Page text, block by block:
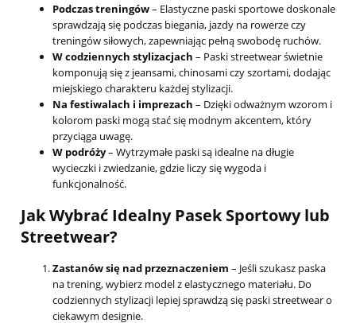
Podczas treningów– Elastyczne paski sportowe doskonale
sprawdzają się podczas biegania, jazdy na rowerze czy
treningów siłowych, zapewniając pełną swobodę ruchów.
W codziennych stylizacjach – Paski streetwear świetnie
komponują się z jeansami, chinosami czy szortami, dodając
miejskiego charakteru każdej stylizacji.
Na festiwalach i imprezach – Dzięki odważnym wzorom i
kolorom paski mogą stać się modnym akcentem, który
przyciąga uwagę.
W podróży– Wytrzymałe paski są idealne na długie
wycieczki i zwiedzanie, gdzie liczy się wygoda i
funkcjonalność.
Jak Wybrać Idealny Pasek Sportowy lub
Streetwear?
Zastanów się nad przeznaczeniem – Jeśli szukasz paska
na trening, wybierz model z elastycznego materiału. Do
codziennych stylizacji lepiej sprawdzą się paski streetwear o
ciekawym designie.